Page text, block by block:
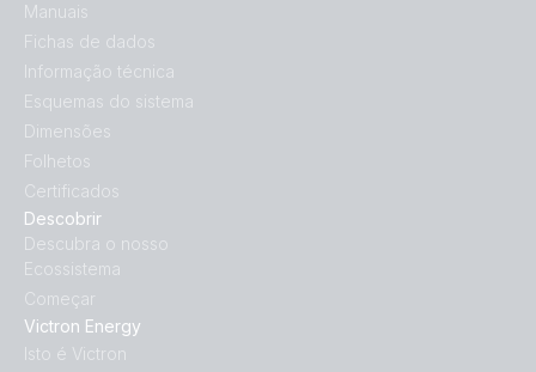
Descobrir
Descubra o nosso
Ecossistema
Começar
Victron Energy
Isto é Victron
Manuais
Fichas de dados
Informação técnica
Esquemas do sistema
Dimensões
Folhetos
Certificados